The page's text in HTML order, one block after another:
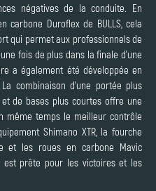
négatives de la conduite. En
carbone Duroflex de BULLS, cela
qui permet aux professionnels de
fois de plus dans la finale d'une
a également été développée en
combinaison d'une portée plus
de bases plus courtes offre une
même temps le meilleur contrôle
Shimano XTR, la fourche
et les roues en carbone Mavic
est prête pour les victoires et les